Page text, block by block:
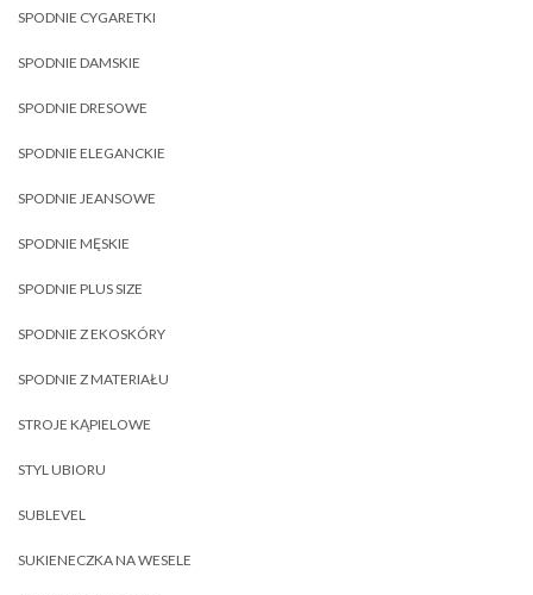
SPODNIE CYGARETKI
SPODNIE DAMSKIE
SPODNIE DRESOWE
SPODNIE ELEGANCKIE
SPODNIE JEANSOWE
SPODNIE MĘSKIE
SPODNIE PLUS SIZE
SPODNIE Z EKOSKÓRY
SPODNIE Z MATERIAŁU
STROJE KĄPIELOWE
STYL UBIORU
SUBLEVEL
SUKIENECZKA NA WESELE